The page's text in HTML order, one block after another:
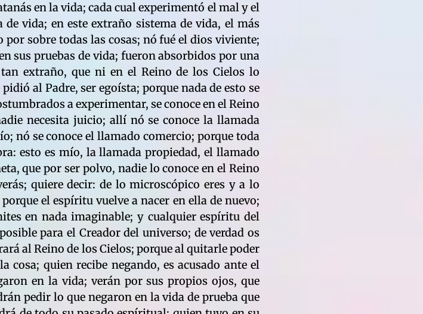
en la vida; cada cual experimentó el mal y el
vida; en este extraño sistema de vida, el más
sobre todas las cosas; nó fué el dios viviente;
sus pruebas de vida; fueron absorbidos por una
extraño, que ni en el Reino de los Cielos lo
al Padre, ser egoísta; porque nada de esto se
a experimentar, se conoce en el Reino
necesita juicio; allí nó se conoce la llamada
nó se conoce el llamado comercio; porque toda
esto es mío, la llamada propiedad, el llamado
que por ser polvo, nadie lo conoce en el Reino
quiere decir: de lo microscópico eres y a lo
el espíritu vuelve a nacer en ella de nuevo;
en nada imaginable; y cualquier espíritu del
para el Creador del universo; de verdad os
al Reino de los Cielos; porque al quitarle poder
cosa; quien recibe negando, es acusado ante el
en la vida; verán por sus propios ojos, que
pedir lo que negaron en la vida de prueba que